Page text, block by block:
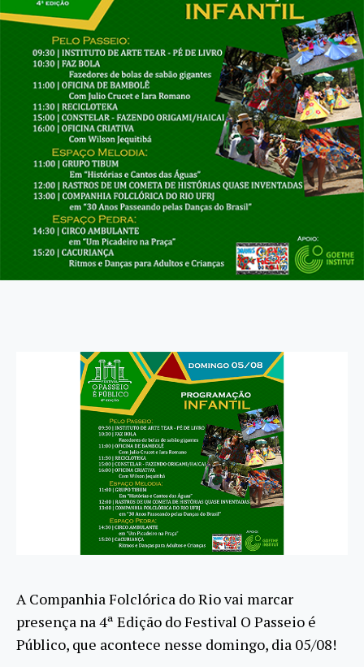
A Companhia Folclórica do Rio vai marcar
presença na 4ª Edição do Festival O Passeio é
Público, que acontece nesse domingo, dia 05/08!